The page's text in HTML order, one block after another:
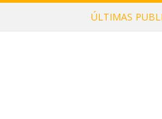
ÚLTIMAS